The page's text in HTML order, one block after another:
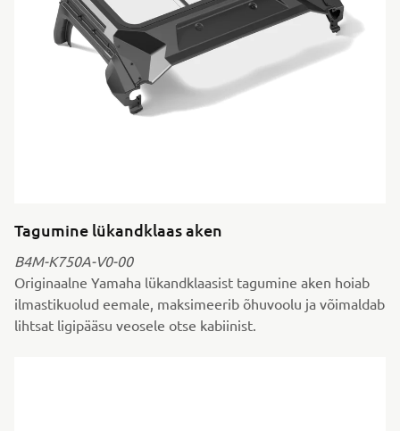
Tagumine lükandklaas aken
B4M-K750A-V0-00
Originaalne Yamaha lükandklaasist tagumine aken hoiab
ilmastikuolud eemale, maksimeerib õhuvoolu ja võimaldab
lihtsat ligipääsu veosele otse kabiinist.